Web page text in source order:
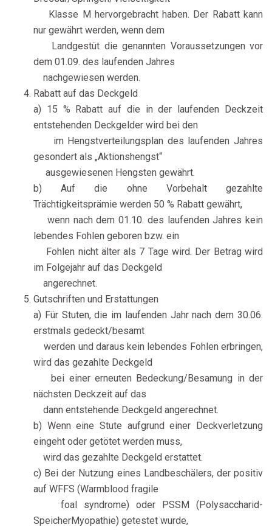
Klasse M hervorgebracht haben. Der Rabatt kann
nur gewährt werden, wenn dem
Landgestüt die genannten Voraussetzungen vor
dem 01.09. des laufenden Jahres
nachgewiesen werden.
Rabatt auf das Deckgeld
a) 15 % Rabatt auf die in der laufenden Deckzeit
entstehenden Deckgelder wird bei den
im Hengstverteilungsplan des laufenden Jahres
gesondert als „Aktionshengst“
ausgewiesenen Hengsten gewährt.
b) Auf die ohne Vorbehalt gezahlte
Trächtigkeitsprämie werden 50 % Rabatt gewährt,
wenn nach dem 01.10. des laufenden Jahres kein
lebendes Fohlen geboren bzw. ein
Fohlen nicht älter als 7 Tage wird. Der Betrag wird
im Folgejahr auf das Deckgeld
angerechnet.
Gutschriften und Erstattungen
a) Für Stuten, die im laufenden Jahr nach dem 30.06.
erstmals gedeckt/besamt
werden und daraus kein lebendes Fohlen erbringen,
wird das gezahlte Deckgeld
bei einer erneuten Bedeckung/Besamung in der
nächsten Deckzeit auf das
dann entstehende Deckgeld angerechnet.
b) Wenn eine Stute aufgrund einer Deckverletzung
eingeht oder getötet werden muss,
wird das gezahlte Deckgeld erstattet.
c) Bei der Nutzung eines Landbeschälers, der positiv
auf WFFS (Warmblood fragile
foal syndrome) oder PSSM (Polysaccharid-
SpeicherMyopathie) getestet wurde,